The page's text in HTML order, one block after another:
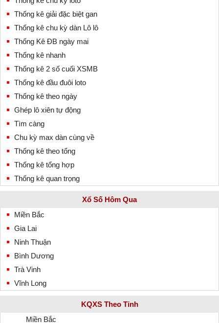
Thống kê giải đặc biệt gan
Thống kê chu kỳ dàn Lô lô
Thống Kê ĐB ngày mai
Thống kê nhanh
Thống kê 2 số cuối XSMB
Thống kê đầu đuôi loto
Thống kê theo ngày
Ghép lô xiên tự động
Tìm càng
Chu kỳ max dàn cùng về
Thống kê theo tổng
Thống kê tổng hợp
Thống kê quan trọng
Xổ Số Hôm Qua
Miền Bắc
Gia Lai
Ninh Thuận
Bình Dương
Trà Vinh
Vĩnh Long
KQXS Theo Tỉnh
Miền Bắc